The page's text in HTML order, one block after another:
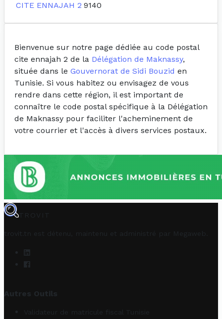
CITE ENNAJAH 2 9140
Bienvenue sur notre page dédiée au code postal
cite ennajah 2 de la Délégation de Maknassy,
située dans le Gouvernorat de Sidi Bouzid en
Tunisie. Si vous habitez ou envisagez de vous
rendre dans cette région, il est important de
connaître le code postal spécifique à la Délégation
de Maknassy pour faciliter l'acheminement de
votre courrier et l'accès à divers services postaux.
TROVIT
trovit.tn est détenu, maintenu et administré par Megaweb
Autres Outils
Validateur de matricule fiscal Tunisie